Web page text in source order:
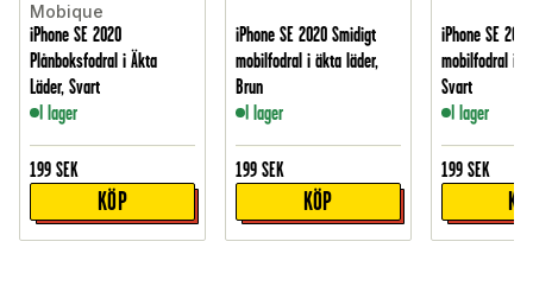
Mobique
iPhone SE 2020
Plånboksfodral i Äkta
Läder, Svart
I lager
199 SEK
KÖP
iPhone SE 2020 Smidigt
mobilfodral i äkta läder,
Brun
I lager
199 SEK
KÖP
iPhone SE
mobilfodral i
Svart
I lager
199 SEK